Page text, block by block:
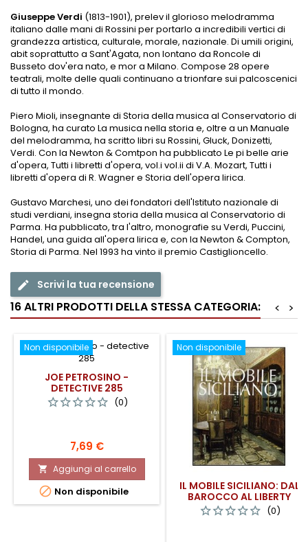
Giuseppe Verdi (1813-1901), prelev il glorioso melodramma
italiano dalle mani di Rossini per portarlo a incredibili vertici di
grandezza artistica, culturale, morale, nazionale. Di umili origini,
abit soprattutto a Sant'Agata, non lontano da Roncole di
Busseto dov'era nato, e mor a Milano. Compose 28 opere
teatrali, molte delle quali continuano a trionfare sui palcoscenici
di tutto il mondo.
Piero Mioli, insegnante di Storia della musica al Conservatorio di
Bologna, ha curato La musica nella storia e, oltre a un Manuale
del melodramma, ha scritto libri su Rossini, Gluck, Donizetti,
Verdi. Con la Newton & Comtpon ha pubblicato Le pi belle arie
d'opera, Tutti i libretti d'opera, vol.i vol.ii di V.A. Mozart, Tutti i
libretti d'opera di R. Wagner e Storia dell'opera lirica.
Gustavo Marchesi, uno dei fondatori dell'Istituto nazionale di
studi verdiani, insegna storia della musica al Conservatorio di
Parma. Ha pubblicato, tra l'altro, monografie su Verdi, Puccini,
Handel, una guida all'opera lirica e, con la Newton & Compton,
Storia di Parma. Nel 1993 ha vinto il premio Castiglioncello.
edit Scrivi la tua recensione
16 ALTRI PRODOTTI DELLA STESSA CATEGORIA: >
<
Non disponibile
JOE PETROSINO -
DETECTIVE 285
(0)
Prezzo
7,69 €
 Aggiungi al carrello
 Non disponibile
Non disponibile
IL MOBILE SICILIANO: DAL
BAROCCO AL LIBERTY
(0)